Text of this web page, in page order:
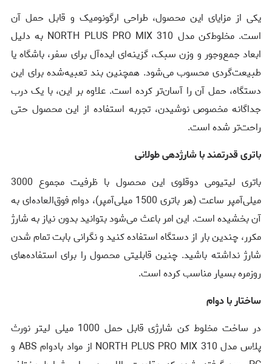
یکی از مزایای این محصول، طراحی ارگونومیک و قابل حمل آن
است. مخلوط‌کن مدل NORTH PLUS PRO MIX 310 به دلیل
ابعاد جمع‌وجور و وزن سبک، گزینه‌ای ایده‌آل برای سفر، باشگاه یا
طبیعت‌گردی محسوب می‌شود. همچنین بند تعبیه‌شده برای این
دستگاه، حمل آن را آسان‌تر کرده است. علاوه بر این، با یک درب
جداگانه مخصوص نوشیدن، تجربه استفاده از این محصول حتی
راحت‌تر شده است.
باتری قدرتمند با شارژدهی طولانی
باتری لیتیومی دوقلوی این محصول با ظرفیت مجموع 3000
میلی‌آمپر ساعت (هر باتری 1500 میلی‌آمپر)، دوام فوق‌العاده‌ای به
آن بخشیده است. این امر باعث می‌شود بتوانید بدون نیاز به شارژ
مکرر، چندین بار از دستگاه استفاده کنید و نگرانی بابت تمام شدن
شارژ نداشته باشید. چنین قابلیتی محصول را برای استفاده‌های
روزمره بسیار مناسب کرده است.
ساختار با دوام
در ساخت مخلوط کن شارژی قابل حمل 1000 میلی لیتر نورث
پلاس مدل NORTH PLUS PRO MIX 310 از مواد بادوام ABS و